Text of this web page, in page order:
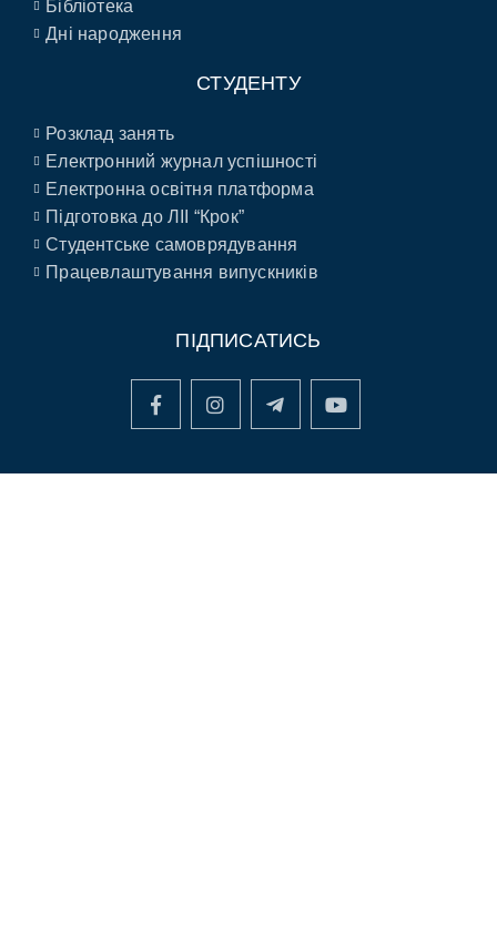
Бібліотека
Дні народження
СТУДЕНТУ
Розклад занять
Електронний журнал успішності
Електронна освітня платформа
Підготовка до ЛІІ “Крок”
Студентське самоврядування
Працевлаштування випускників
ПІДПИСАТИСЬ